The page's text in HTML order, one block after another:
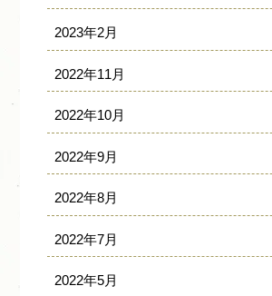
2023年2月
2022年11月
2022年10月
2022年9月
2022年8月
2022年7月
2022年5月